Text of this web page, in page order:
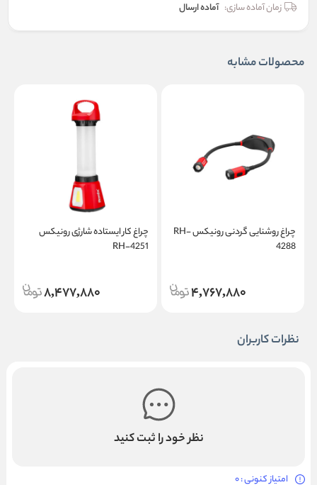
زمان آماده سازی: آماده ارسال
محصولات مشابه
چراغ روشنایی گردنی رونیکس RH-
4288
4,767,880
چراغ کار ایستاده شارژی رونیکس
RH-4251
8,477,880
نظرات کاربران
نظر خود را ثبت کنید
امتیاز کنونی : 0